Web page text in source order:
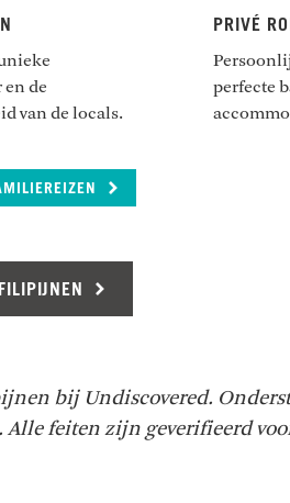
de
van de locals.
PRIVÉ
perfecte
bij Undiscovered.
feiten zijn geverifieerd